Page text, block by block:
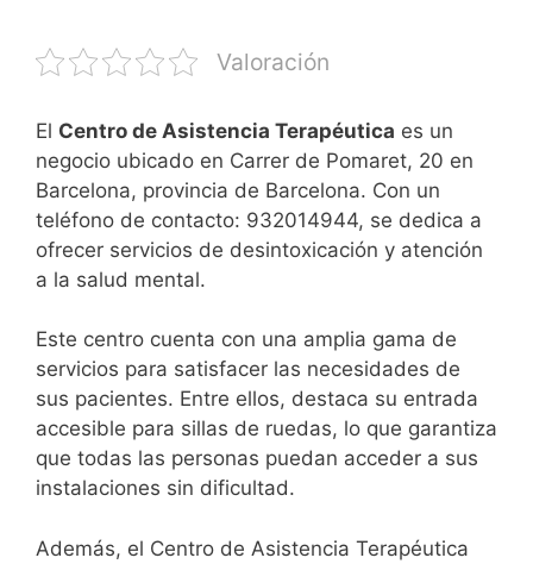
Valoración
El Centro de Asistencia Terapéutica es un
negocio ubicado en Carrer de Pomaret, 20 en
Barcelona, provincia de Barcelona. Con un
teléfono de contacto: 932014944, se dedica a
ofrecer servicios de desintoxicación y atención
a la salud mental.
Este centro cuenta con una amplia gama de
servicios para satisfacer las necesidades de
sus pacientes. Entre ellos, destaca su entrada
accesible para sillas de ruedas, lo que garantiza
que todas las personas puedan acceder a sus
instalaciones sin dificultad.
Además, el Centro de Asistencia Terapéutica